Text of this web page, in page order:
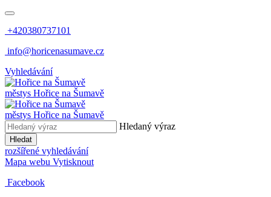
+420380737101
info@horicenasumave.cz
Vyhledávání
městys Hořice na Šumavě
městys Hořice na Šumavě
Hledaný výraz
Hledat
rozšířené vyhledávání
Mapa webu Vytisknout
Facebook